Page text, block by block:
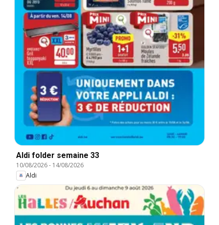
Aldi folder semaine 33
10/08/2026- 14/08/2026
Aldi